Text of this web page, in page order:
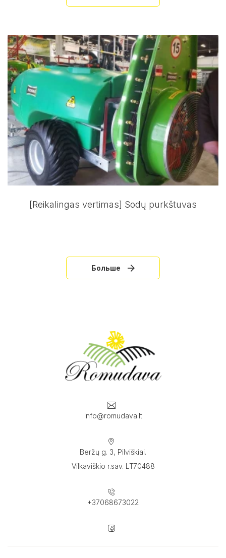
[Reikalingas vertimas] Sodų purkštuvas
Больше
info@romudava.lt
Beržų g. 3, Pilviškiai.
Vilkaviškio r.sav. LT70488
+37068673022